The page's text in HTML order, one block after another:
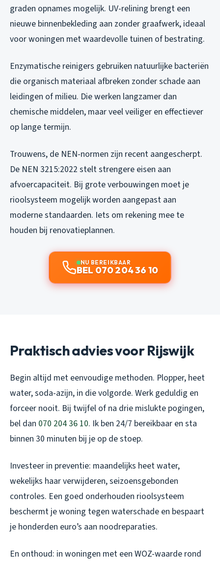
graden opnames mogelijk. UV-relining brengt een
nieuwe binnenbekleding aan zonder graafwerk, ideaal
voor woningen met waardevolle tuinen of bestrating.
Enzymatische reinigers gebruiken natuurlijke bacteriën
die organisch materiaal afbreken zonder schade aan
leidingen of milieu. Die werken langzamer dan
chemische middelen, maar veel veiliger en effectiever
op lange termijn.
Trouwens, de NEN-normen zijn recent aangescherpt.
De NEN 3215:2022 stelt strengere eisen aan
afvoercapaciteit. Bij grote verbouwingen moet je
rioolsysteem mogelijk worden aangepast aan
moderne standaarden. Iets om rekening mee te
houden bij renovatieplannen.
NU BEREIKBAAR
BEL 070 204 36 10
Praktisch advies voor Rijswijk
Begin altijd met eenvoudige methoden. Plopper, heet
water, soda-azijn, in die volgorde. Werk geduldig en
forceer nooit. Bij twijfel of na drie mislukte pogingen,
bel dan 070 204 36 10. Ik ben 24/7 bereikbaar en sta
binnen 30 minuten bij je op de stoep.
Investeer in preventie: maandelijks heet water,
wekelijks haar verwijderen, seizoensgebonden
controles. Een goed onderhouden rioolsysteem
beschermt je woning tegen waterschade en bespaart
je honderden euro’s aan noodreparaties.
En onthoud: in woningen met een WOZ-waarde rond